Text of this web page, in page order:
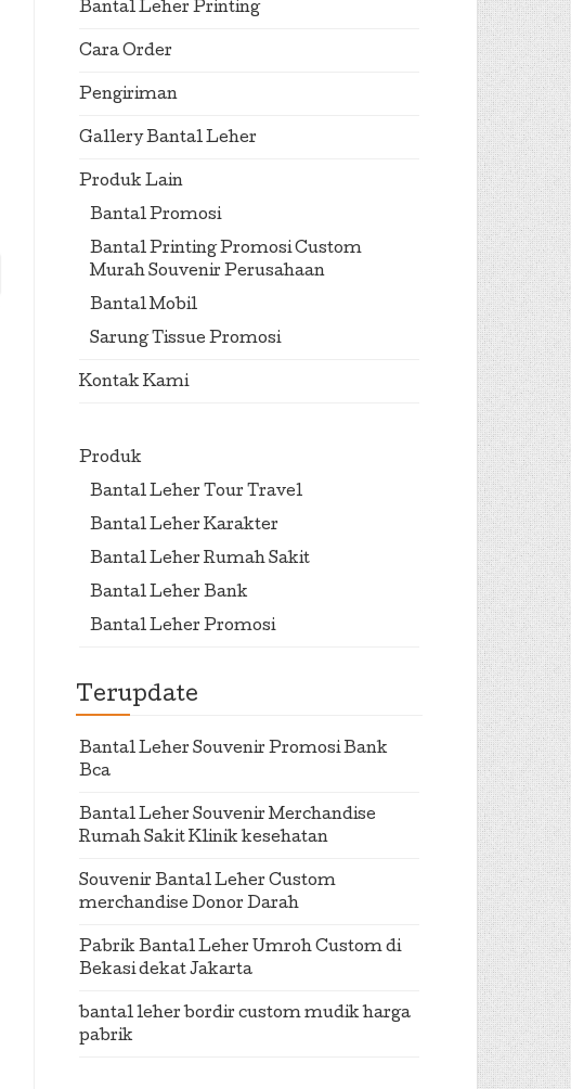
Bantal Leher Printing
Cara Order
Pengiriman
Gallery Bantal Leher
Produk Lain
Bantal Promosi
Bantal Printing Promosi Custom
Murah Souvenir Perusahaan
Bantal Mobil
Sarung Tissue Promosi
Kontak Kami
Produk
Bantal Leher Tour Travel
Bantal Leher Karakter
Bantal Leher Rumah Sakit
Bantal Leher Bank
Bantal Leher Promosi
Terupdate
Bantal Leher Souvenir Promosi Bank
Bca
Bantal Leher Souvenir Merchandise
Rumah Sakit Klinik kesehatan
Souvenir Bantal Leher Custom
merchandise Donor Darah
Pabrik Bantal Leher Umroh Custom di
Bekasi dekat Jakarta
bantal leher bordir custom mudik harga
pabrik